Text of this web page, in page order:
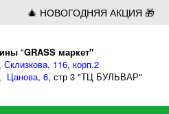
🎄 НОВОГОДНЯЯ АКЦИЯ 🎁
"GRASS маркет"
Склизкова, 116, корп.2
Цанова, 6, стр 3 "ТЦ БУЛЬВАР"